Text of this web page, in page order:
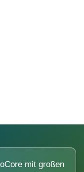
mit großen